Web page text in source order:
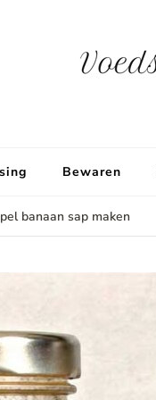
Bewaren
banaan sap maken